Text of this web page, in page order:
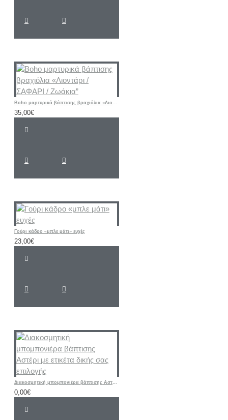
Boho μαρτυρικά βάπτισης βραχιόλια «Λιοντάρι / ΣΑΦΑΡΙ / Ζωάκια”
35,00€
Γούρι κάδρο «μπλε μάτι» ευχές
23,00€
Διακοσμητική μπομπονιέρα βάπτισης Αστέρι με ετικέτα δικής σας επιλογής
0,00€